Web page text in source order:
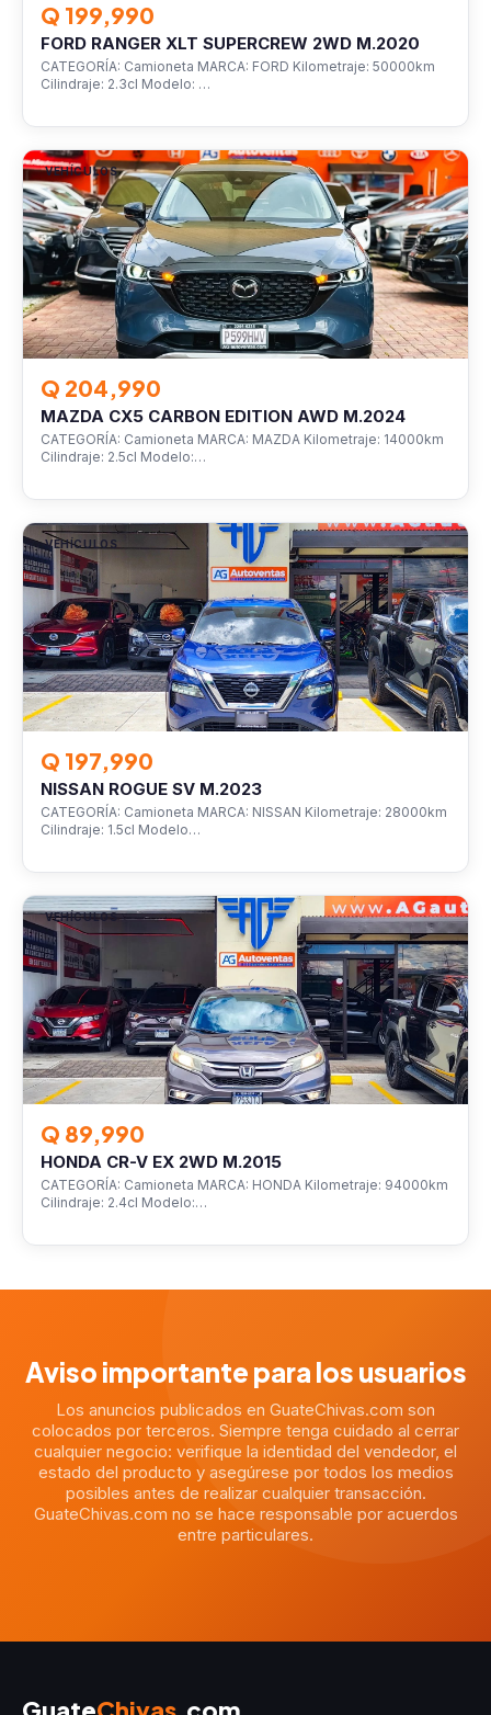
Q 199,990
FORD RANGER XLT SUPERCREW 2WD M.2020
CATEGORÍA: Camioneta MARCA: FORD Kilometraje: 50000km
Cilindraje: 2.3cl Modelo: …
VEHÍCULOS
Q 204,990
MAZDA CX5 CARBON EDITION AWD M.2024
CATEGORÍA: Camioneta MARCA: MAZDA Kilometraje: 14000km
Cilindraje: 2.5cl Modelo:…
VEHÍCULOS
Q 197,990
NISSAN ROGUE SV M.2023
CATEGORÍA: Camioneta MARCA: NISSAN Kilometraje: 28000km
Cilindraje: 1.5cl Modelo…
VEHÍCULOS
Q 89,990
HONDA CR-V EX 2WD M.2015
CATEGORÍA: Camioneta MARCA: HONDA Kilometraje: 94000km
Cilindraje: 2.4cl Modelo:…
Aviso importante para los usuarios
Los anuncios publicados en GuateChivas.com son
colocados por terceros. Siempre tenga cuidado al cerrar
cualquier negocio: verifique la identidad del vendedor, el
estado del producto y asegúrese por todos los medios
posibles antes de realizar cualquier transacción.
GuateChivas.com no se hace responsable por acuerdos
entre particulares.